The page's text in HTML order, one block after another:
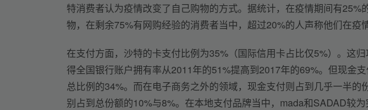
特消费者认为疫情改变了自己购物的方式。据统计，在疫情期间有25%
物，在剩余75%有网购经验的消费者当中，超过20%的人声称他们在疫
在支付方面，沙特的卡支付比例为35%（国际信用卡占比仅5%）。这
得全国银行账户拥有率从2011年的51%提高到2017年的69%。但现金
总比例的34%。而在电子商务之外的领域，现金支付则占到几乎一半的
别占到总份额的10%与8%。在本地支付品牌当中，mada和SADAD较为